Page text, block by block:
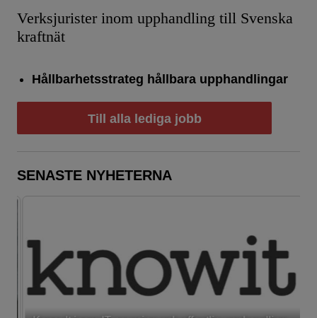
Verksjurister inom upphandling till Svenska
kraftnät
Hållbarhetsstrateg hållbara upphandlingar
Till alla lediga jobb
SENASTE NYHETERNA